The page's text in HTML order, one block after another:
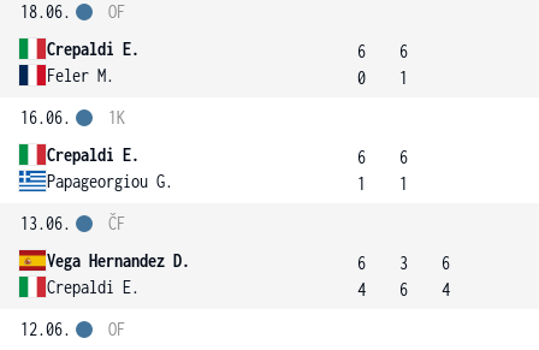
18.06.
Crepaldi E.
Feler M.
OF
6
0
6
1
16.06.
Crepaldi E.
Papageorgiou G.
1K
6
1
6
1
13.06.
Vega Hernandez D.
Crepaldi E.
ČF
6
4
3
6
6
4
12.06.
OF